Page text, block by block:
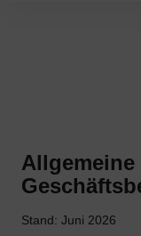
Allgemeine
Stand: Juni 2026